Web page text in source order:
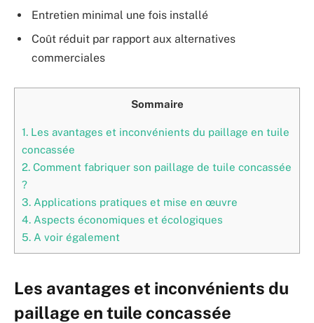
Entretien minimal une fois installé
Coût réduit par rapport aux alternatives
commerciales
Sommaire
1. Les avantages et inconvénients du paillage en tuile
concassée
2. Comment fabriquer son paillage de tuile concassée
?
3. Applications pratiques et mise en œuvre
4. Aspects économiques et écologiques
5. A voir également
Les avantages et inconvénients du
paillage en tuile concassée